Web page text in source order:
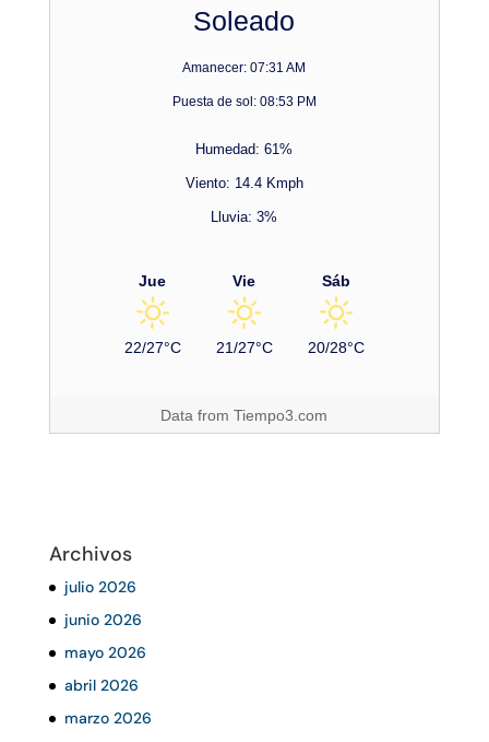
Soleado
Amanecer: 07:31 AM
Puesta de sol: 08:53 PM
Humedad: 61%
Viento: 14.4 Kmph
Lluvia: 3%
Jue
22/27°C
Vie
21/27°C
Sáb
20/28°C
Data fromTiempo3.com
Archivos
julio 2026
junio 2026
mayo 2026
abril 2026
marzo 2026